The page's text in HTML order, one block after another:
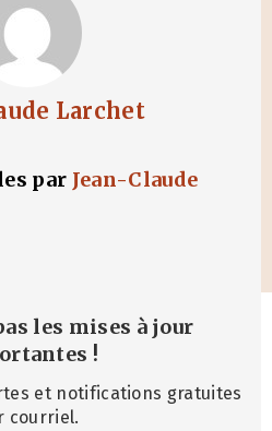
Larchet
par Jean-Claude
les mises à jour
!
et notifications gratuites
courriel.